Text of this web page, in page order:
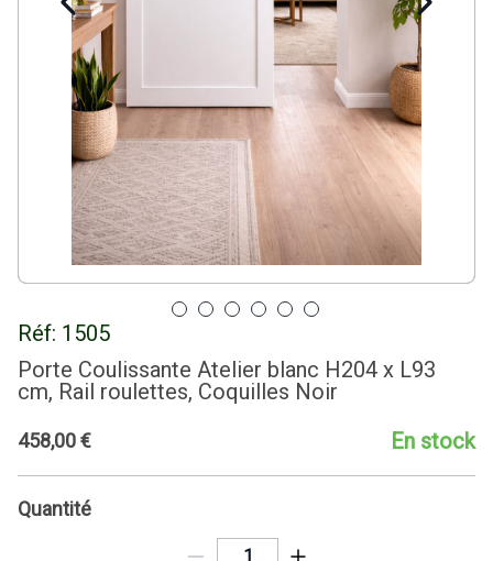
Réf: 1505
Porte Coulissante Atelier blanc H204 x L93
cm, Rail roulettes, Coquilles Noir
458,00€ En stock
Quantité